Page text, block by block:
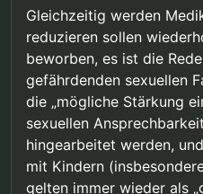
Gleichzeitig werden
reduzieren sollen
beworben, es ist die
gefährdenden sexuellen
die „mögliche Stärkung
sexuellen
hingearbeitet werden,
mit Kindern
gelten immer wieder als